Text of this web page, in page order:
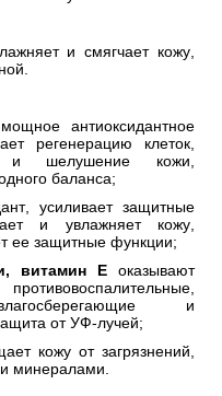
и смягчает кожу,
антиоксидантное
регенерацию клеток,
и шелушение кожи,
баланса;
усиливает защитные
и увлажняет кожу,
ее защитные функции;
витамин Е оказывают
и
от УФ-лучей;
кожу от загрязнений,
минералами.